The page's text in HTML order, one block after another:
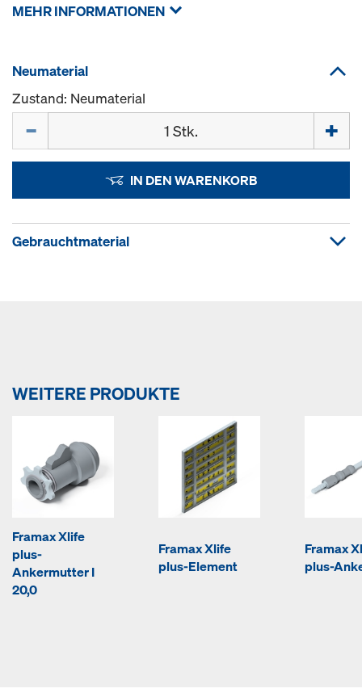
MEHR INFORMATIONEN
Neumaterial
Zustand: Neumaterial
IN DEN WARENKORB
Gebrauchtmaterial
WEITERE PRODUKTE
Framax Xlife
plus-
Ankermutter I
20,0
Framax Xlife
plus-Element
Framax
plus-